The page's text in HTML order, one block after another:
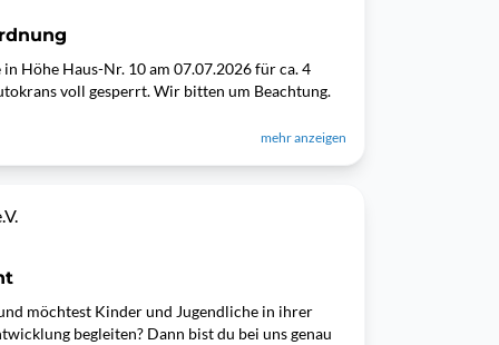
Höhe Haus-Nr. 10 am 07.07.2026 für ca. 4
voll gesperrt. Wir bitten um Beachtung.
mehr anzeigen
möchtest Kinder und Jugendliche in ihrer
begleiten? Dann bist du bei uns genau